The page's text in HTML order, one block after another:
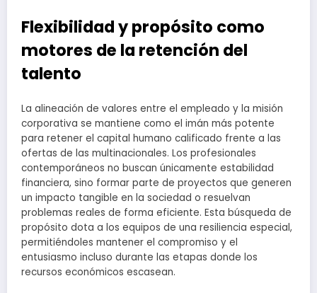
Flexibilidad y propósito como
motores de la retención del
talento
La alineación de valores entre el empleado y la misión
corporativa se mantiene como el imán más potente
para retener el capital humano calificado frente a las
ofertas de las multinacionales. Los profesionales
contemporáneos no buscan únicamente estabilidad
financiera, sino formar parte de proyectos que generen
un impacto tangible en la sociedad o resuelvan
problemas reales de forma eficiente. Esta búsqueda de
propósito dota a los equipos de una resiliencia especial,
permitiéndoles mantener el compromiso y el
entusiasmo incluso durante las etapas donde los
recursos económicos escasean.